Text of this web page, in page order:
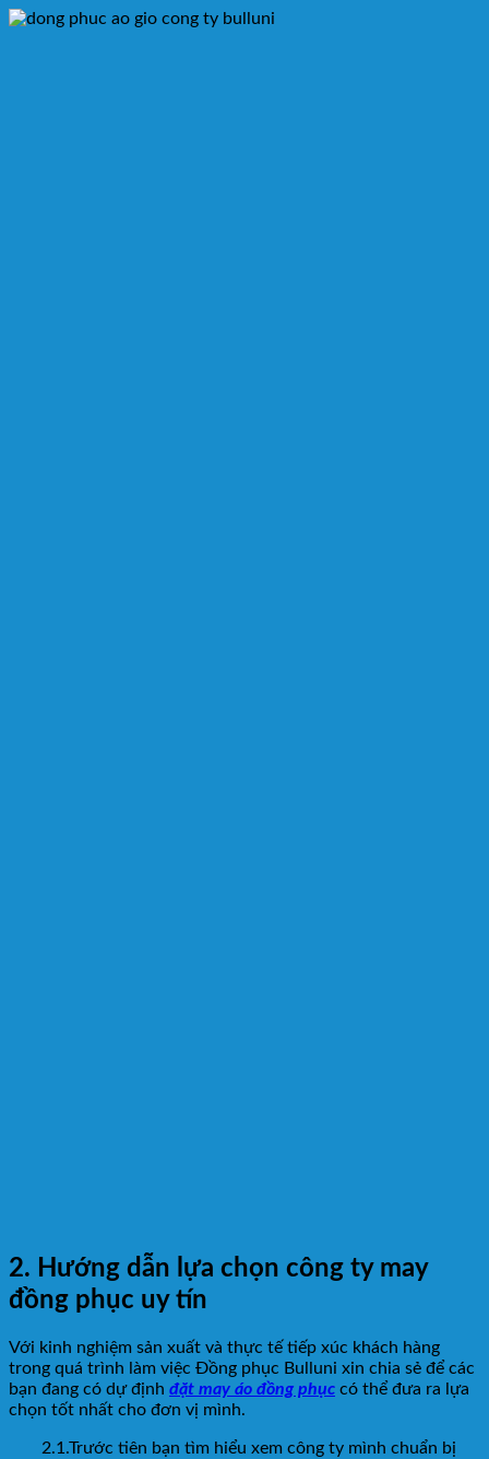
2. Hướng dẫn lựa chọn công ty may
đồng phục uy tín
Với kinh nghiệm sản xuất và thực tế tiếp xúc khách hàng
trong quá trình làm việc Đồng phục Bulluni xin chia sẻ để các
bạn đang có dự định đặt may áo đồng phục có thể đưa ra lựa
chọn tốt nhất cho đơn vị mình.
2.1.Trước tiên bạn tìm hiểu xem công ty mình chuẩn bị